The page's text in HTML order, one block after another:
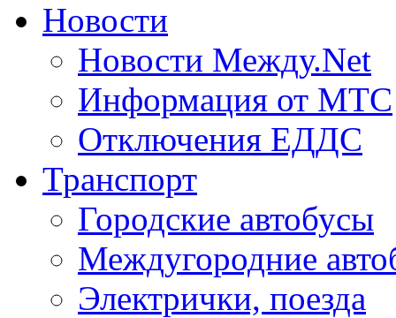
Новости
Новости Между.Net
Информация от МТС
Отключения ЕДДС
Транспорт
Городские автобусы
Междугородние
Электрички, поезда